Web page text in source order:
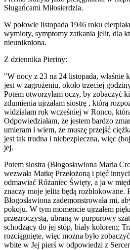
Sługańcami Miłosierdzia.
W połowie listopada 1946 roku
wymioty, symptomy zatkania jelit, dla
nieunikniona.
Z dziennika Pieriny:
"W nocy z 23 na 24 listopada, właśnie
jest w zagrożeniu, około trzeciej
Potem otworzyłam oczy, by zobaczyć
zdumienia ujrzałam siostrę , którą
widziałam rok wcześniej w Ronco,
Odpowiedziałam, że jestem bardzo
umieram i wiem, że muszę przejść
jest tak trudna i niebezpieczna, więc
jej.
Potem siostra (Błogosławiona Maria
wezwała Matkę Przełożoną i pięć
odmawiać Różaniec Święty, a ja w
znaczy moje jelita będą rozblokowane.
Błogosławiona zademonstrowała mi,
pokoju. W tym momencie ujrzałem
przezroczystą, ubraną w purpurowy
schodzący do jej stóp, biały kolorem;
rozciągnięte, więc można było
wbite w Jej pierś w odpowiedzi z